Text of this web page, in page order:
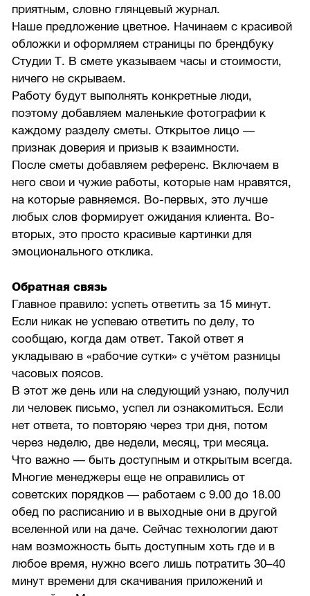
приятным, словно глянцевый журнал.
Наше предложение цветное. Начинаем с красивой
обложки и оформляем страницы по брендбуку
Студии Т. В смете указываем часы и стоимости,
ничего не скрываем.
Работу будут выполнять конкретные люди,
поэтому добавляем маленькие фотографии к
каждому разделу сметы. Открытое лицо —
признак доверия и призыв к взаимности.
После сметы добавляем референс. Включаем в
него свои и чужие работы, которые нам нравятся,
на которые равняемся. Во-первых, это лучше
любых слов формирует ожидания клиента. Во-
вторых, это просто красивые картинки для
эмоционального отклика.
Обратная связь
Главное правило: успеть ответить за 15 минут.
Если никак не успеваю ответить по делу, то
сообщаю, когда дам ответ. Такой ответ я
укладываю в «рабочие сутки» с учётом разницы
часовых поясов.
В этот же день или на следующий узнаю, получил
ли человек письмо, успел ли ознакомиться. Если
нет ответа, то повторяю через три дня, потом
через неделю, две недели, месяц, три месяца.
Что важно — быть доступным и открытым всегда.
Многие менеджеры еще не оправились от
советских порядков — работаем с 9.00 до 18.00
обед по расписанию и в выходные они в другой
вселенной или на даче. Сейчас технологии дают
нам возможность быть доступным хоть где и в
любое время, нужно всего лишь потратить 30–40
минут времени для скачивания приложений и